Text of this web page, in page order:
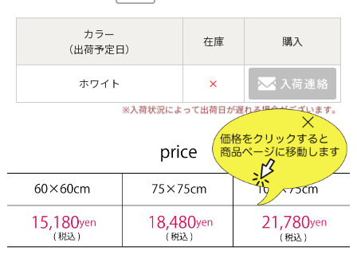
カラー
（出荷予定日）
在庫 購入
ホワイト ×